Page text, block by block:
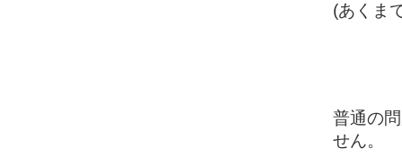
(あくま
普通の
せん。